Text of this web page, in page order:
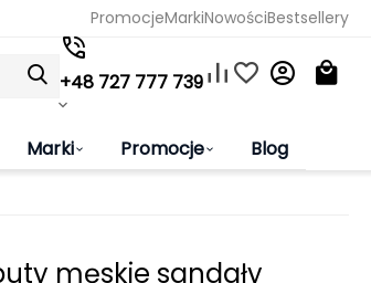
PromocjeMarkiNowościBestsellery
+48 727 777 739
Marki Promocje Blog
męskie sandały